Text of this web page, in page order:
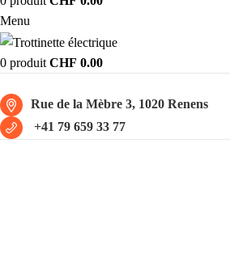
Menu
0 produit CHF 0.00
Rue de la Mèbre 3, 1020 Renens
+41 79 659 33 77